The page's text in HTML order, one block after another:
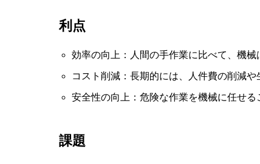
利点
効率の向上：人間の手作業に比べて、機
コスト削減：長期的には、人件費の削減
安全性の向上：危険な作業を機械に任せる
課題